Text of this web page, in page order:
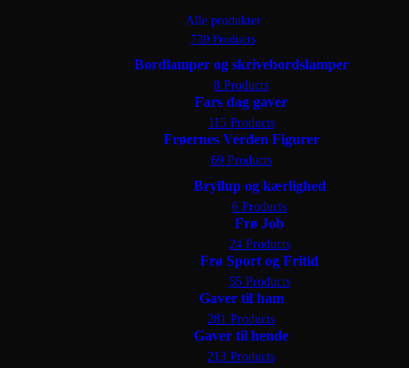
Alle produkter
739 Products
Bordlamper og skrivebordslamper
8 Products
Fars dag gaver
115 Products
Frøernes Verden Figurer
69 Products
Bryllup og kærlighed
6 Products
Frø Job
24 Products
Frø Sport og Fritid
55 Products
Gaver til ham
281 Products
Gaver til hende
213 Products